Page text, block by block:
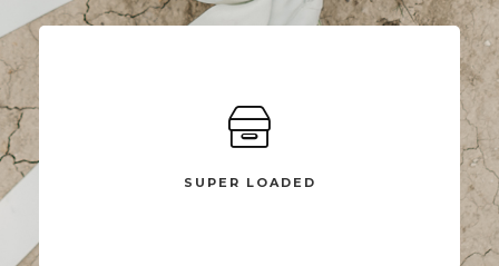
SUPER LOADED
SUPER LOADED
Compellingly reinvent schemas rather than enterprise systems